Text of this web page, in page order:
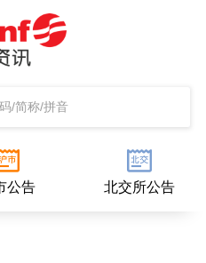
/简称/拼音
公告 北交所公告